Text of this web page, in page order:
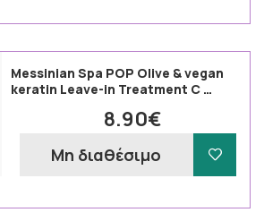
Messinian Spa POP Olive & vegan
keratin Leave-in Treatment C …
8.90€
Μη διαθέσιμο